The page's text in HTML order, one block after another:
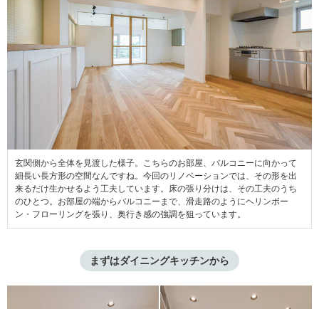
玄関側から全体を見渡した様子。こちらのお部屋、バルコニーに向かって
細長い長方形の空間なんですね。今回のリノベーションでは、その形を出
来るだけ生かせるよう工夫しています。床の張り分けは、その工夫のうち
のひとつ。お部屋の端からバルコニーまで、滑走路のようにヘリンボー
ン・フローリングを張り、奥行き感の強調を狙っています。
まずはダイニングキッチンから